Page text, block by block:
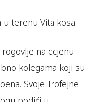
u terenu Vita kosa
na ocjenu
kolegama koji su
Svoje Trofejne